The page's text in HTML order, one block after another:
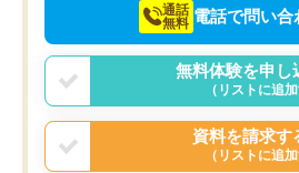
通話
無料 電話で問い合
無料体験を申し
（リストに追加
資料を請求す
（リストに追加